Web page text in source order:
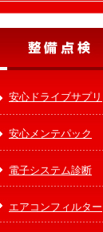
安心ドライブサプリ
安心メンテパック
電子システム診断
エアコンフィルター